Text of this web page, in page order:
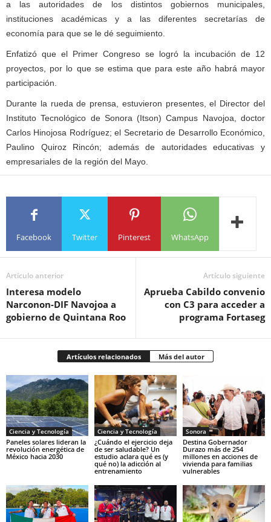
a las autoridades de los distintos gobiernos municipales,
instituciones académicas y a las diferentes secretarías de
economía para que se le dé seguimiento.
Enfatizó que el Primer Congreso se logró la incubación de 12
proyectos, por lo que se estima que para este año habrá mayor
participación.
Durante la rueda de prensa, estuvieron presentes, el Director del
Instituto Tecnológico de Sonora (Itson) Campus Navojoa, doctor
Carlos Hinojosa Rodríguez; el Secretario de Desarrollo Económico,
Paulino Quiroz Rincón; además de autoridades educativas y
empresariales de la región del Mayo.
Facebook Twitter Pinterest WhatsApp
Artículo anterior
Interesa modelo
Narconon-DIF Navojoa a
gobierno de Quintana Roo
Artículo siguiente
Aprueba Cabildo convenio
con C3 para acceder a
programa Fortaseg
Artículos relacionados Más del autor
Ciencia y Tecnología
Paneles solares lideran la
revolución energética de
México hacia 2030
Ciencia y Tecnología
¿Cuándo el ejercicio deja
de ser saludable? Un
estudio aclara qué es (y
qué no) la adicción al
entrenamiento
Sonora
Destina Gobernador
Durazo más de 254
millones en acciones de
vivienda para familias
vulnerables